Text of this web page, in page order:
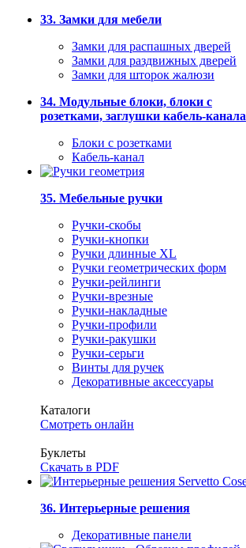
33. Замки для мебели
Замки для распашных дверей
Замки для раздвижных дверей
Замки для шторок жалюзи
34. Модульные блоки, блоки с
розетками, заглушки кабель-канала
Блоки с розетками
Кабель-канал
35. Мебельные ручки
Ручки-скобы
Ручки-кнопки
Ручки длинные XL
Ручки геометрических форм
Ручки-рейлинги
Ручки-врезные
Ручки-накладные
Ручки-профили
Ручки-ракушки
Ручки-серьги
Винты для ручек
Декоративные аксессуары
Каталоги
Смотреть онлайн
Буклеты
Скачать в PDF
36. Интерьерные решения
Декоративные панели